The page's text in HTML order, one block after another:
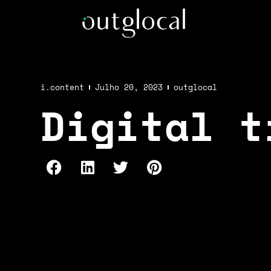
i.content Julho 20, 2023 outglocal
Digital